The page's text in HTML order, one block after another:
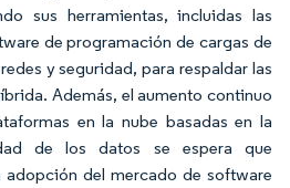
sus herramientas, incluidas las
de programación de cargas de
y seguridad, para respaldar las
Además, el aumento continuo
en la nube basadas en la
de los datos se espera que
adopción del mercado de software